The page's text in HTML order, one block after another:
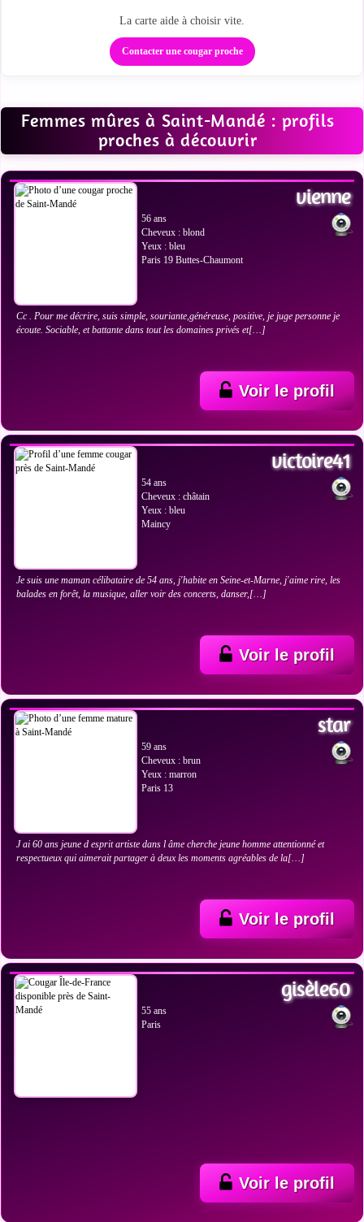
La carte aide à choisir vite.
Contacter une cougar proche
Femmes mûres à Saint-Mandé : profils
proches à découvrir
VOIR LES PHOTOS
vienne
56 ans
Cheveux : blond
Yeux : bleu
Paris 19 Buttes-Chaumont
Cc . Pour me décrire, suis simple, souriante,généreuse, positive, je juge personne je
écoute. Sociable, et battante dans tout les domaines privés et[…]
Voir le profil
victoire41
54 ans
Cheveux : châtain
Yeux : bleu
Maincy
Je suis une maman célibataire de 54 ans, j'habite en Seine-et-Marne, j'aime rire, les
balades en forêt, la musique, aller voir des concerts, danser,[…]
Voir le profil
star
59 ans
Cheveux : brun
Yeux : marron
Paris 13
J ai 60 ans jeune d esprit artiste dans l âme cherche jeune homme attentionné et
respectueux qui aimerait partager à deux les moments agréables de la[…]
Voir le profil
VOIR LES PHOTOS
gisèle60
55 ans
Paris
Voir le profil